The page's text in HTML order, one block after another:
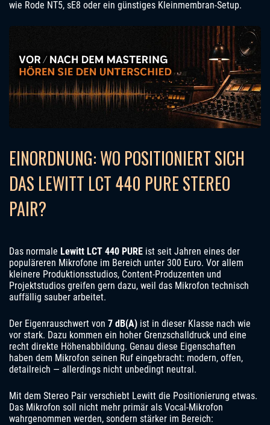
wie Rode NT5, sE8 oder ein günstiges Kleinmembran-Setup.
EINORDNUNG: WO POSITIONIERT SICH
DAS LEWITT LCT 440 PURE STEREO
PAIR?
Das normale Lewitt LCT 440 PURE ist seit Jahren eines der
populäreren Mikrofone im Bereich unter 300 Euro. Vor allem
kleinere Produktionsstudios, Content-Produzenten und
Projektstudios greifen gern dazu, weil das Mikrofon technisch
auffällig sauber arbeitet.
Der Eigenrauschwert von 7 dB(A) ist in dieser Klasse nach wie
vor stark. Dazu kommen ein hoher Grenzschalldruck und eine
recht direkte Höhenabbildung. Genau diese Eigenschaften
haben dem Mikrofon seinen Ruf eingebracht: modern, offen,
detailreich — allerdings nicht unbedingt neutral.
Mit dem Stereo Pair verschiebt Lewitt die Positionierung etwas.
Das Mikrofon soll nicht mehr primär als Vocal-Mikrofon
wahrgenommen werden, sondern stärker im Bereich: